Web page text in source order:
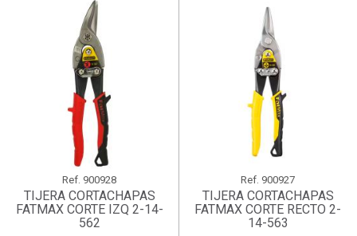
Ref. 900928
TIJERA CORTACHAPAS
FATMAX CORTE IZQ 2-14-
562
Ref. 900927
TIJERA CORTACHAPAS
FATMAX CORTE RECTO 2-
14-563